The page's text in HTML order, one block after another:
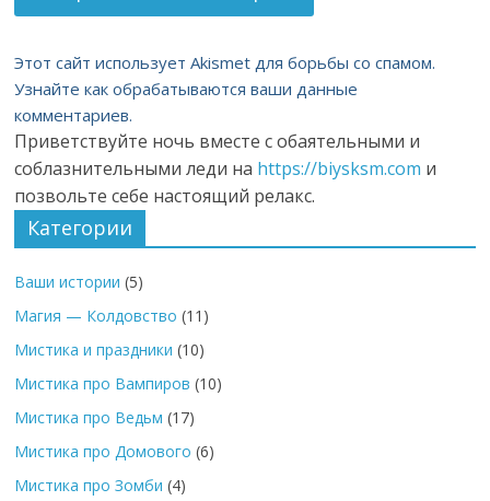
Этот сайт использует Akismet для борьбы со спамом.
Узнайте как обрабатываются ваши данные
комментариев.
Приветствуйте ночь вместе с обаятельными и
соблазнительными леди на https://biysksm.com и
позвольте себе настоящий релакс.
Категории
Ваши истории (5)
Магия — Колдовство (11)
Мистика и праздники (10)
Мистика про Вампиров (10)
Мистика про Ведьм (17)
Мистика про Домового (6)
Мистика про Зомби (4)